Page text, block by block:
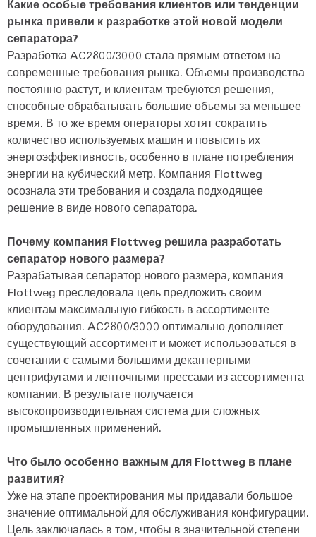
Какие особые требования клиентов или тенденции
рынка привели к разработке этой новой модели
сепаратора?
Разработка AC2800/3000 стала прямым ответом на
современные требования рынка. Объемы производства
постоянно растут, и клиентам требуются решения,
способные обрабатывать большие объемы за меньшее
время. В то же время операторы хотят сократить
количество используемых машин и повысить их
энергоэффективность, особенно в плане потребления
энергии на кубический метр. Компания Flottweg
осознала эти требования и создала подходящее
решение в виде нового сепаратора.
Почему компания Flottweg решила разработать
сепаратор нового размера?
Разрабатывая сепаратор нового размера, компания
Flottweg преследовала цель предложить своим
клиентам максимальную гибкость в ассортименте
оборудования. AC2800/3000 оптимально дополняет
существующий ассортимент и может использоваться в
сочетании с самыми большими декантерными
центрифугами и ленточными прессами из ассортимента
компании. В результате получается
высокопроизводительная система для сложных
промышленных применений.
Что было особенно важным для Flottweg в плане
развития?
Уже на этапе проектирования мы придавали большое
значение оптимальной для обслуживания конфигурации.
Цель заключалась в том, чтобы в значительной степени